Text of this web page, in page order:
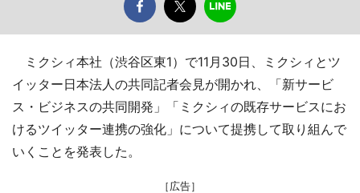
ミクシィ本社（渋谷区東1）で11月30日、ミクシィとツ
イッター日本法人の共同記者会見が開かれ、「新サービ
ス・ビジネスの共同開発」「ミクシィの既存サービスにお
けるツイッター連携の強化」について提携して取り組んで
いくことを発表した。
［広告］